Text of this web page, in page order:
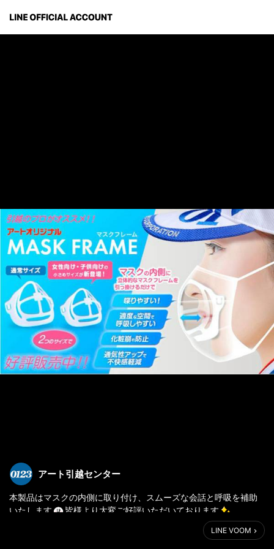
アート引越センター
本製品はマスクの内側に取り付け、スムーズな会話と呼吸を補助
いたします
皆様より大変ご好評いただいております
LINE VOOM